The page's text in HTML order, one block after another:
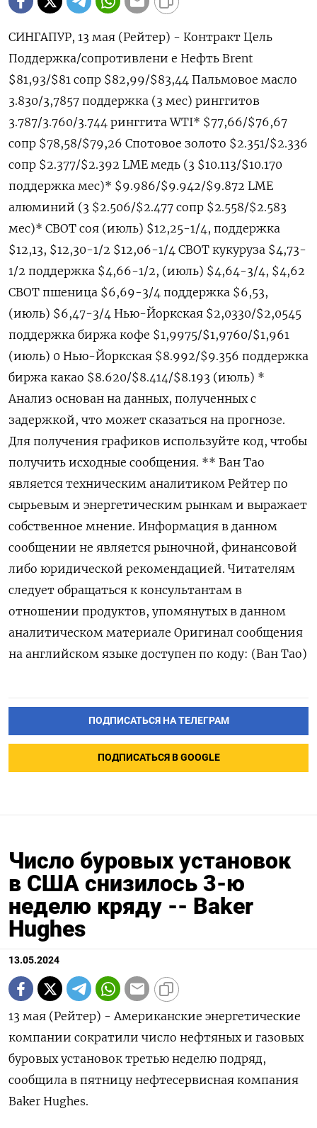
СИНГАПУР, 13 мая (Рейтер) - Контракт Цель
Поддержка/сопротивлени е Нефть Brent
$81,93/$81 сопр $82,99/$83,44 Пальмовое масло
3.830/3,7857 поддержка (3 мес) ринггитов
3.787/3.760/3.744 ринггита WTI* $77,66/$76,67
сопр $78,58/$79,26 Спотовое золото $2.351/$2.336
сопр $2.377/$2.392 LME медь (3 $10.113/$10.170
поддержка мес)* $9.986/$9.942/$9.872 LME
алюминий (3 $2.506/$2.477 сопр $2.558/$2.583
мес)* CBOT соя (июль) $12,25-1/4, поддержка
$12,13, $12,30-1/2 $12,06-1/4 CBOT кукуруза $4,73-
1/2 поддержка $4,66-1/2, (июль) $4,64-3/4, $4,62
CBOT пшеница $6,69-3/4 поддержка $6,53,
(июль) $6,47-3/4 Нью-Йоркская $2,0330/$2,0545
поддержка биржа кофе $1,9975/$1,9760/$1,961
(июль) 0 Нью-Йоркская $8.992/$9.356 поддержка
биржа какао $8.620/$8.414/$8.193 (июль) *
Анализ основан на данных, полученных с
задержкой, что может сказаться на прогнозе.
Для получения графиков используйте код, чтобы
получить исходные сообщения. ** Ван Тао
является техническим аналитиком Рейтер по
сырьевым и энергетическим рынкам и выражает
собственное мнение. Информация в данном
сообщении не является рыночной, финансовой
либо юридической рекомендацией. Читателям
следует обращаться к консультантам в
отношении продуктов, упомянутых в данном
аналитическом материале Оригинал сообщения
на английском языке доступен по коду: (Ван Тао)
ПОДПИСАТЬСЯ НА ТЕЛЕГРАМ
ПОДПИСАТЬСЯ В GOOGLE
Число буровых установок
в США снизилось 3-ю
неделю кряду -- Baker
Hughes
13.05.2024
13 мая (Рейтер) - Американские энергетические
компании сократили число нефтяных и газовых
буровых установок третью неделю подряд,
сообщила в пятницу нефтесервисная компания
Baker Hughes.